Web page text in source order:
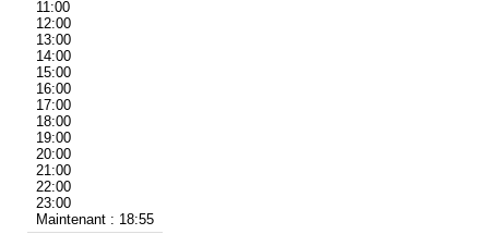
11:00
12:00
13:00
14:00
15:00
16:00
17:00
18:00
19:00
20:00
21:00
22:00
23:00
Maintenant : 18:55